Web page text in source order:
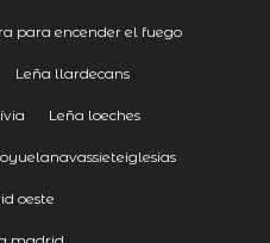
para encender el fuego
Leña llardecans
Leña loeches
oeste